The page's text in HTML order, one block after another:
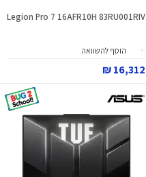
Legion Pro 7 16AFR10H 83RU001RIV
הוסף להשוואה
16,312 ₪